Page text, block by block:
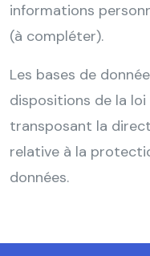
informations
(à compléter).
Les bases de
dispositions de la loi
transposant la
relative à la
données.